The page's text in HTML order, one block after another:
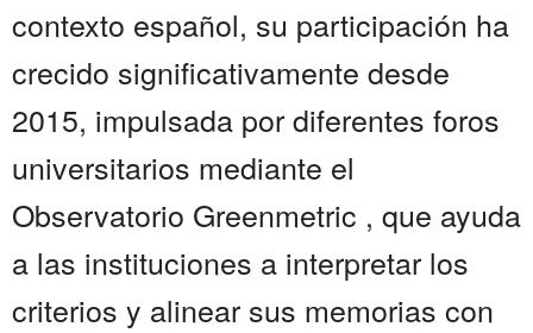
contexto español, su participación ha
crecido significativamente desde
2015, impulsada por diferentes foros
universitarios mediante el
Observatorio Greenmetric , que ayuda
a las instituciones a interpretar los
criterios y alinear sus memorias con